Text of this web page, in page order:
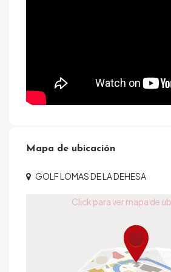
Mapa de ubicación
GOLF LOMAS DE LA DEHESA
Click para ver mapa de